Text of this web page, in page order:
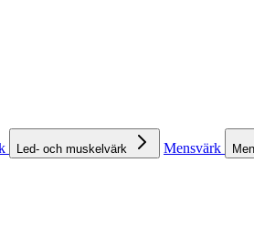
Led- och muskelvärk Mensvärk